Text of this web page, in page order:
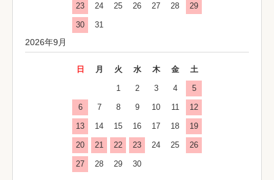
23 24 25 26 27 28 29
30 31
2026年9月
日 月 火 水 木 金 土
1 2 3 4 5
6 7 8 9 10 11 12
13 14 15 16 17 18 19
20 21 22 23 24 25 26
27 28 29 30